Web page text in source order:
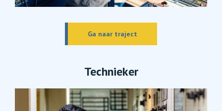
Ga naar traject
Technieker